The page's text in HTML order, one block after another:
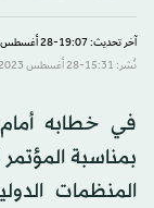
آخر تحديث: 19:07-28 أغسطس 2023 م ـ 12 صفَر 1445 هـ
نُشر: 15:31-28 أغسطس 2023 م ـ 12 صفَر 1445 هـ
في خطابه
المنظمات